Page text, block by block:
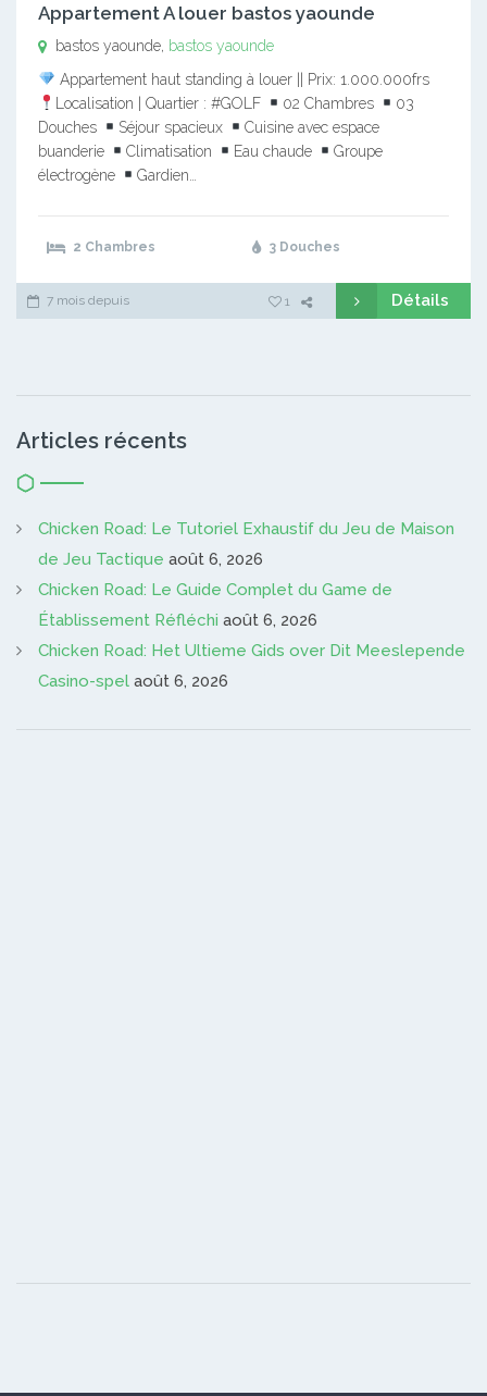
Appartement A louer bastos yaounde
bastos yaounde, bastos yaounde
Appartement haut standing à louer || Prix: 1.000.000frs
Localisation | Quartier : #GOLF
02 Chambres
03
Douches
Séjour spacieux
Cuisine avec espace
buanderie
Climatisation Eau chaude
Groupe
électrogène
Gardien…
2 Chambres 3 Douches
7 mois depuis 1 Détails
Articles récents
Chicken Road: Le Tutoriel Exhaustif du Jeu de Maison
de Jeu Tactique août 6, 2026
Chicken Road: Le Guide Complet du Game de
Établissement Réfléchi août 6, 2026
Chicken Road: Het Ultieme Gids over Dit Meeslepende
Casino-spel août 6, 2026